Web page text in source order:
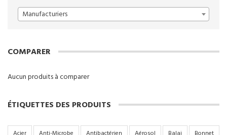
Manufacturiers
COMPARER
Aucun produits à comparer
ÉTIQUETTES DES PRODUITS